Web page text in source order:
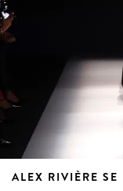
ALEX RIVIÈRE